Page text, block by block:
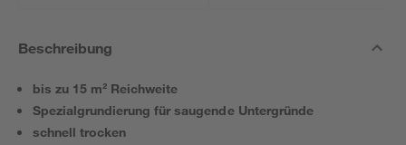
Beschreibung
bis zu 15 m² Reichweite
Spezialgrundierung für saugende Untergründe
schnell trocken